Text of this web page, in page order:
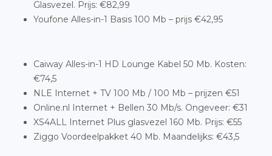
Glasvezel. Prijs: €82,99
Youfone Alles-in-1 Basis 100 Mb – prijs €42,95
Caiway Alles-in-1 HD Lounge Kabel 50 Mb. Kosten:
€74,5
NLE Internet + TV 100 Mb / 100 Mb – prijzen €51
Online.nl Internet + Bellen 30 Mb/s. Ongeveer: €31
XS4ALL Internet Plus glasvezel 160 Mb. Prijs: €55
Ziggo Voordeelpakket 40 Mb. Maandelijks: €43,5